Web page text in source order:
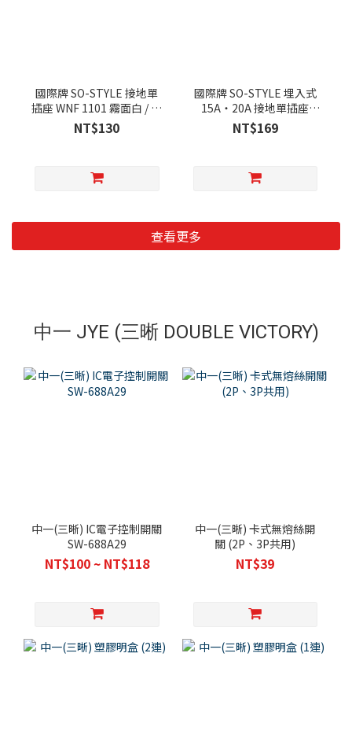
國際牌 SO-STYLE 接地單
插座 WNF 1101 霧面白 / 灰
/ 黑 (單品元件)
NT$130
國際牌 SO-STYLE 埋入式
15A‧20A 接地單插座
WNF 3530 霧面白 / 灰 / 黑
(單品元件)
NT$169
查看更多
中一 JYE (三晰 DOUBLE VICTORY)
中一(三晰) IC電子控制開關
SW-688A29
NT$100 ~ NT$118
中一(三晰) 卡式無熔絲開
關 (2P、3P共用)
NT$39